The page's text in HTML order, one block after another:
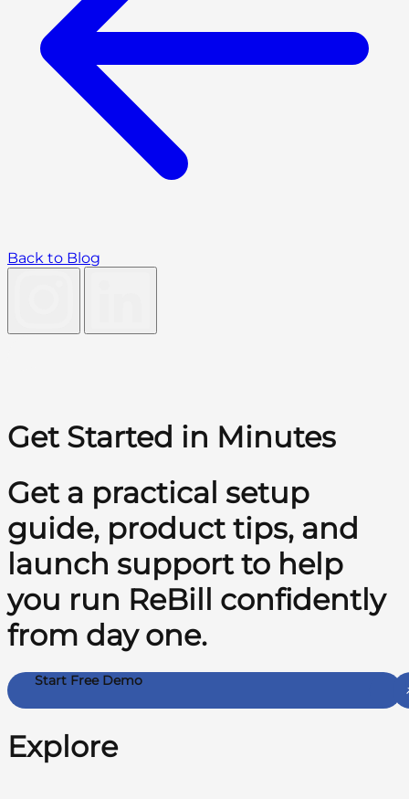
Back to Blog
Get Started in Minutes
Get a practical setup
guide, product tips, and
launch support to help
you run ReBill confidently
from day one.
Start Free Demo
Explore